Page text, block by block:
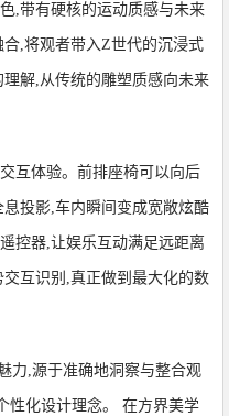
,带有硬核的运动质感与未来
,将观者带入Z世代的沉浸式
解,从传统的雕塑质感向未来
互体验。前排座椅可以向后
投影,车内瞬间变成宽敞炫酷
控器,让娱乐互动满足远距离
互识别,真正做到最大化的数
力,源于准确地洞察与整合观
性化设计理念。 在方界美学